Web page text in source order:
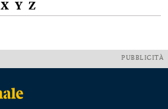
X Y Z
PUBBLICITÀ